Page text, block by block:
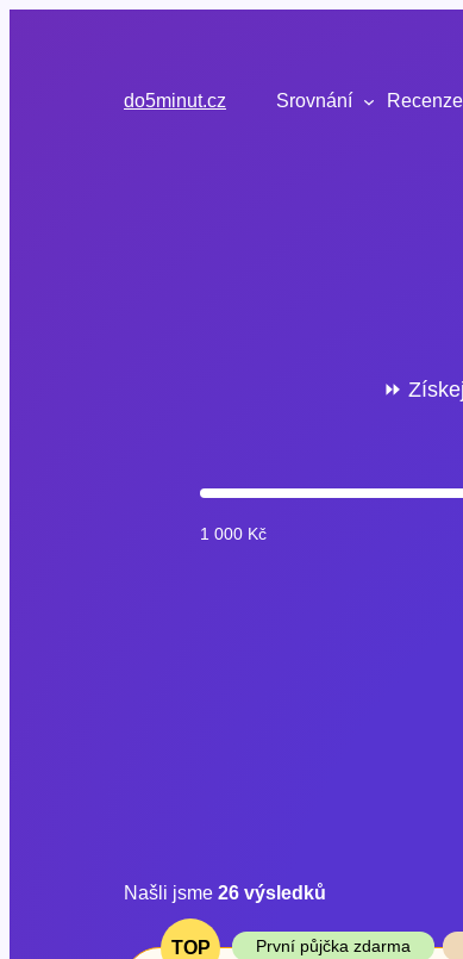
do5minut.cz
Srovnání Recenze
⏩
1 000 Kč
Cena
První
Našli jsme 26 výsledků
TOP První půjčka zdarma